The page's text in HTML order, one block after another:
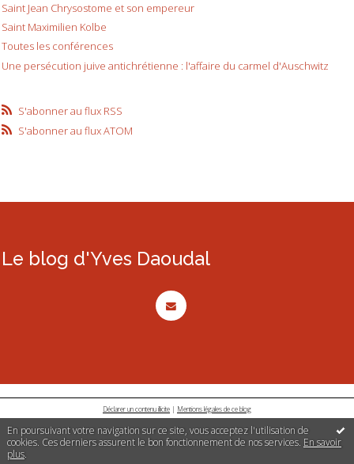
En poursuivant votre navigation sur ce site, vous acceptez l'utilisation de
cookies. Ces derniers assurent le bon fonctionnement de nos services. En savoir
plus.
Saint Jean Chrysostome et son empereur
Saint Maximilien Kolbe
Toutes les conférences
Une persécution juive antichrétienne : l'affaire du carmel d'Auschwitz
S'abonner au flux RSS
S'abonner au flux ATOM
Le blog d'Yves Daoudal
Déclarer un contenu illicite | Mentions légales de ce blog